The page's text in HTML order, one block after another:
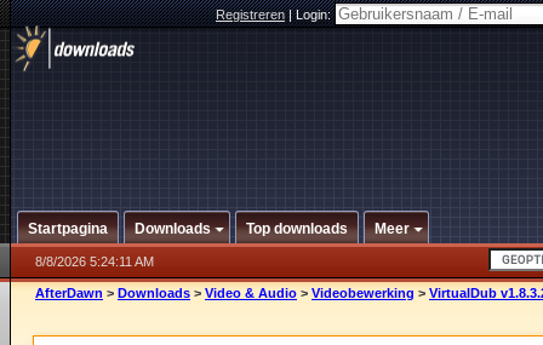
Registreren|Login:
Startpagina Downloads Top downloads Meer
8/8/2026 5:24:11 AM
AfterDawn > Downloads > Video & Audio > Videobewerking > VirtualDub